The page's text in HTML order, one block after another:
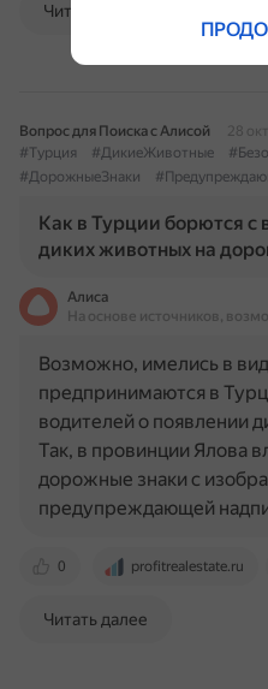
Читать далее
Вопрос для Поиска с Алисой
28
#Турция
#ДикиеЖивотные
#ДорожныеЗнаки
Как в Турции борются с
диких животных на
Алиса
На основе источников,
0 profitrealestate.ru
Возможно, имелись в
предпринимаются в
водителей о появлении
Так, в провинции Ялова
дорожные знаки с
предупреждающей
Читать далее